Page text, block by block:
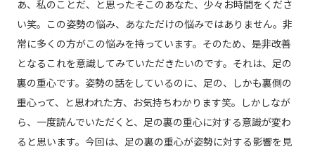
あ、私のことだ、と思ったそこのあなた、少々お時間をくださ
い笑。この姿勢の悩み、あなただけの悩みではありません。非
常に多くの方がこの悩みを持っています。そのため、是非改善
となるこれを意識してみていただきたいのです。それは、足の
裏の重心です。姿勢の話をしているのに、足の、しかも裏側の
重心って、と思われた方、お気持ちわかります笑。しかしなが
ら、一度読んでいただくと、足の裏の重心に対する意識が変わ
ると思います。今回は、足の裏の重心が姿勢に対する影響を見